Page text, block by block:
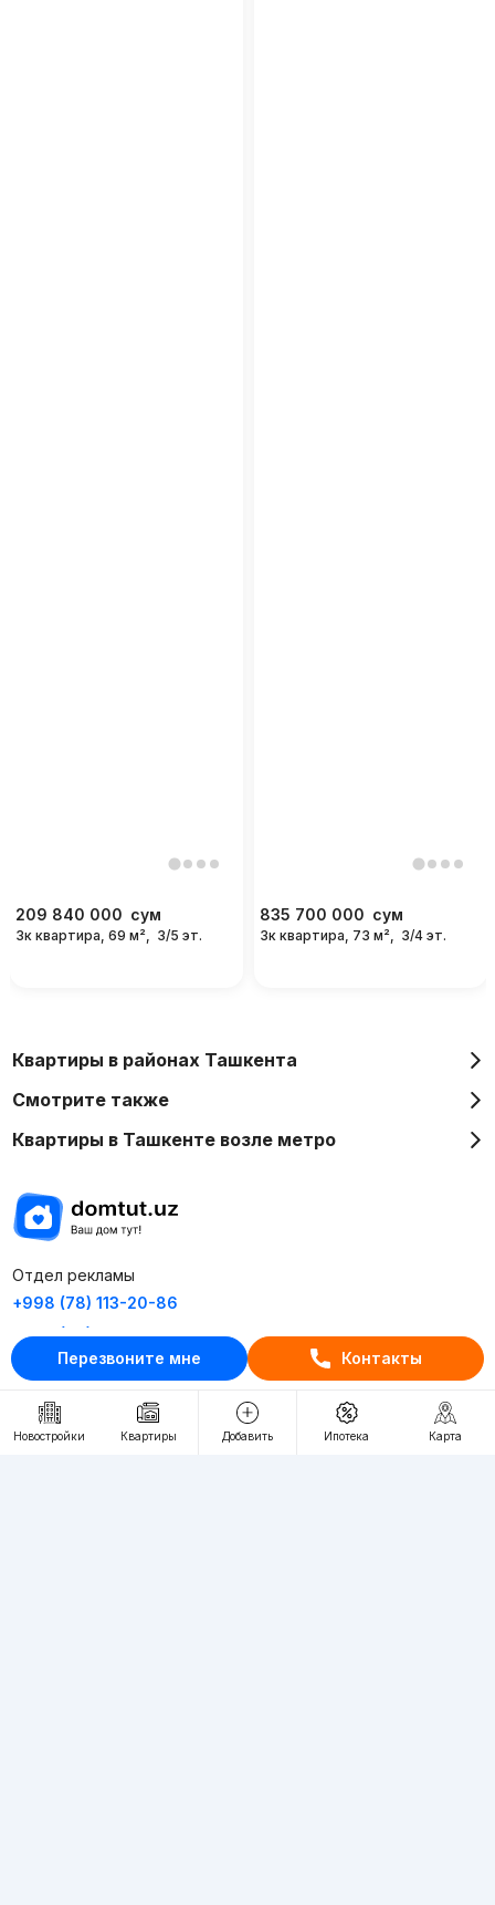
Перезвоните мне Контакты
209 840 000 сум
3к квартира, 69 м², 3/5 эт.
835 700 000 сум
3к квартира, 73 м², 3/4 эт.
Новостройки Квартиры Добавить Ипотека Карта
Квартиры в районах Ташкента
Смотрите также
Квартиры в Ташкенте возле метро
Отдел рекламы
+998 (78) 113-20-86
+998 (93) 390-30-10
Пн-Пт. С 9:30 до 18:00
RU UZ